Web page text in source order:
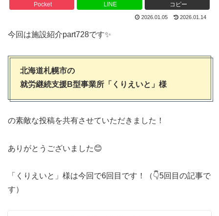
Pocket LINE コピー
2026.01.05 2026.01.14
今回は施設紹介part728です✨
北海道札幌市の
就労継続支援B型事業所「くりえいと」様
の素敵な投稿を共有させていただきました！
ありがとうございました😊
「くりえいと」様は今回で6回目です！（👇5回目の記事で
す）